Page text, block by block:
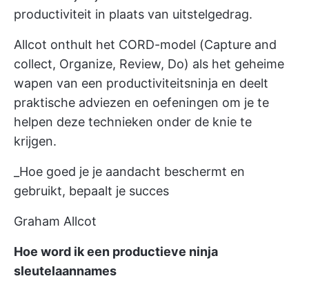
productiviteit in plaats van uitstelgedrag.
Allcot onthult het CORD-model (Capture and
collect, Organize, Review, Do) als het geheime
wapen van een productiviteitsninja en deelt
praktische adviezen en oefeningen om je te
helpen deze technieken onder de knie te
krijgen.
_Hoe goed je je aandacht beschermt en
gebruikt, bepaalt je succes
Graham Allcot
Hoe word ik een productieve ninja
sleutelaannames